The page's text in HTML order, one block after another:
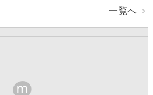
一覧へ